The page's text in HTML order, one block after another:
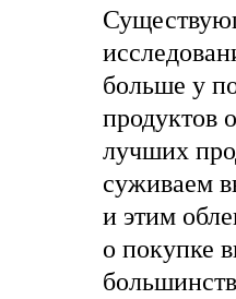
больше у
продуктов
лучших
суживаем
и этим
о покупке